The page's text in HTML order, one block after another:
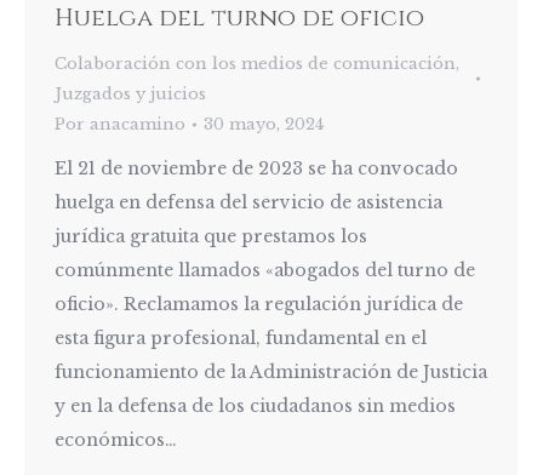
Huelga del turno de oficio
Colaboración con los medios de comunicación,
Juzgados y juicios
Por anacamino 30 mayo, 2024
El 21 de noviembre de 2023 se ha convocado
huelga en defensa del servicio de asistencia
jurídica gratuita que prestamos los
comúnmente llamados «abogados del turno de
oficio». Reclamamos la regulación jurídica de
esta figura profesional, fundamental en el
funcionamiento de la Administración de Justicia
y en la defensa de los ciudadanos sin medios
económicos…